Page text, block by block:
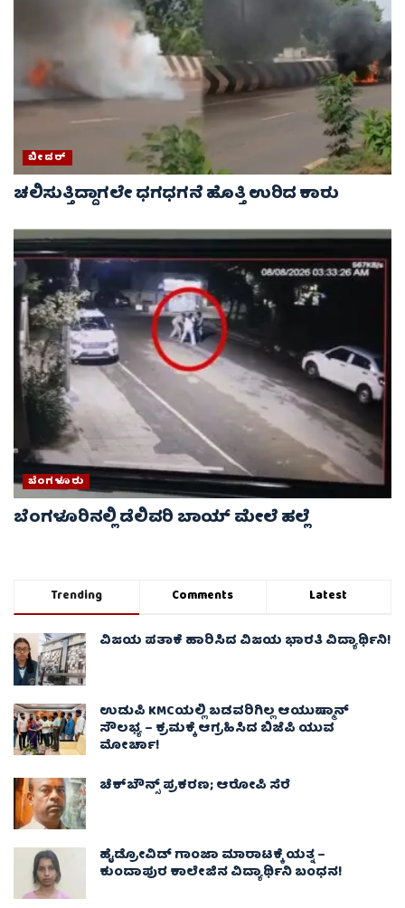
ಬೀದರ್
ಚಲಿಸುತ್ತಿದ್ದಾಗಲೇ ಧಗಧಗನೆ ಹೊತ್ತಿ ಉರಿದ ಕಾರು
ಬೆಂಗಳೂರು
ಬೆಂಗಳೂರಿನಲ್ಲಿ ಡೆಲಿವರಿ ಬಾಯ್ ಮೇಲೆ‌ ಹಲ್ಲೆ
Trending Comments Latest
ವಿಜಯ ಪತಾಕೆ ಹಾರಿಸಿದ ವಿಜಯ ಭಾರತಿ ವಿದ್ಯಾರ್ಥಿನಿ!
ಉಡುಪಿ KMCಯಲ್ಲಿ ಬಡವರಿಗಿಲ್ಲ ಆಯುಷ್ಮಾನ್
ಸೌಲಭ್ಯ – ಕ್ರಮಕ್ಕೆ ಆಗ್ರಹಿಸಿದ ಬಿಜೆಪಿ ಯುವ
ಮೋರ್ಚಾ!
ಚೆಕ್​ಬೌನ್ಸ್​ ಪ್ರಕರಣ; ಆರೋಪಿ ಸೆರೆ
ಹೈಡ್ರೋವಿಡ್ ಗಾಂಜಾ ಮಾರಾಟಕ್ಕೆ ಯತ್ನ –
ಕುಂದಾಪುರ ಕಾಲೇಜಿನ ವಿದ್ಯಾರ್ಥಿನಿ ಬಂಧನ!